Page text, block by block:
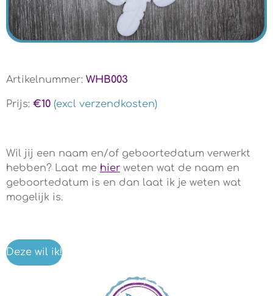
Artikelnummer: WHB003
Prijs: €10 (excl verzendkosten)
Wil jij een naam en/of geboortedatum verwerkt
hebben? Laat me hier weten wat de naam en
geboortedatum is en dan laat ik je weten wat
mogelijk is.
Deze wil ik!